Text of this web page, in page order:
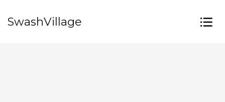
SwashVillage